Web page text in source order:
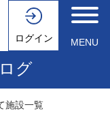
ログイン MENU
グ
施設一覧